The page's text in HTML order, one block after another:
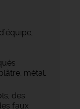
métal,
des
faux